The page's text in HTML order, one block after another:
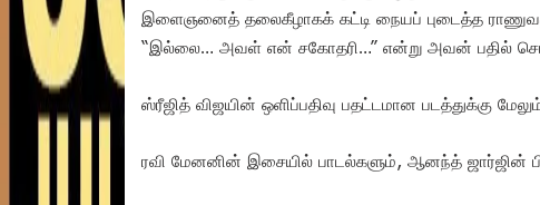
இளைஞனைத் தலைகீழாகக் கட்டி நையப் புடைத்த
“இல்லை… அவள் என் சகோதரி…” என்று அவன் பதில்
ஸ்ரீஜித் விஜயின் ஒளிப்பதிவு பதட்டமான படத்துக்கு
ரவி மேனனின் இசையில் பாடல்களும், ஆனந்த் ஜார்ஜின்